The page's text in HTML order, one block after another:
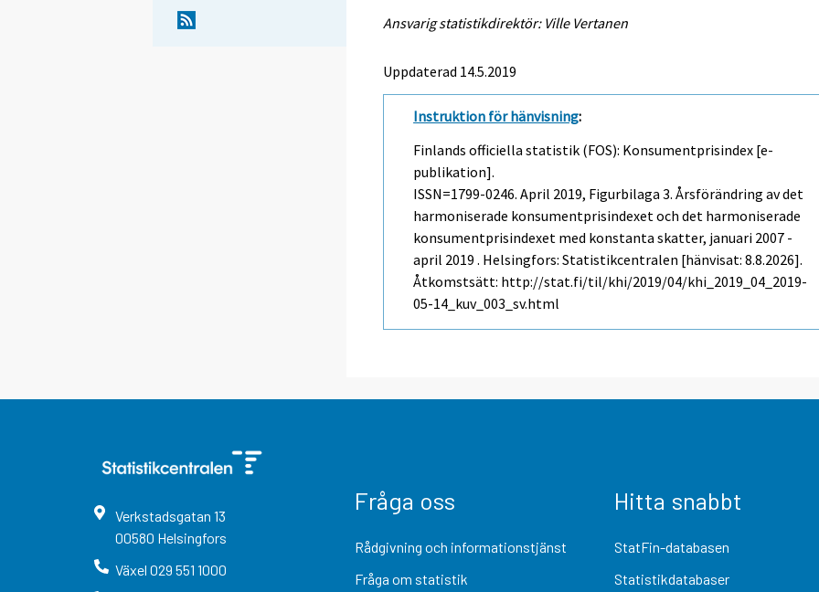
Ansvarig statistikdirektör: Ville Vertanen
Uppdaterad 14.5.2019
Instruktion för hänvisning:
Finlands officiella statistik (FOS): Konsumentprisindex [e-
publikation].
ISSN=1799-0246.April 2019, Figurbilaga 3. Årsförändring av det
harmoniserade konsumentprisindexet och det harmoniserade
konsumentprisindexet med konstanta skatter, januari 2007 -
april 2019 . Helsingfors: Statistikcentralen [hänvisat: 8.8.2026].
Åtkomstsätt: http://stat.fi/til/khi/2019/04/khi_2019_04_2019-
05-14_kuv_003_sv.html
Verkstadsgatan 13
00580 Helsingfors
Växel 029 551 1000
Fråga oss
Rådgivning och informationstjänst
Fråga om statistik
Hitta snabbt
StatFin-databasen
Statistikdatabaser